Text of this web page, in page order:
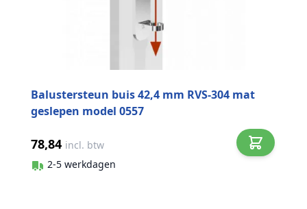
Balustersteun buis 42,4 mm RVS-304 mat
geslepen model 0557
78,84 incl. btw
2-5 werkdagen